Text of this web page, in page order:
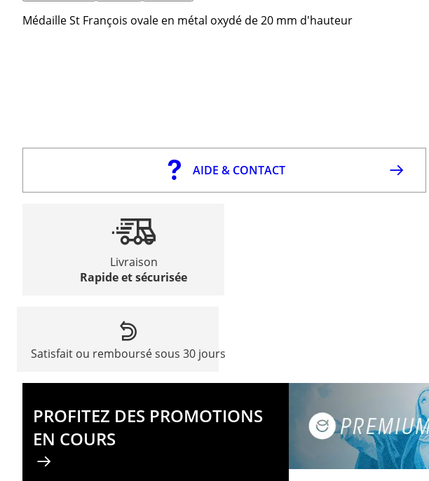
Médaille St François ovale en métal oxydé de 20 mm d'hauteur
AIDE & CONTACT
Livraison
Rapide et sécurisée
Satisfait ou remboursé sous 30 jours
PROFITEZ DES PROMOTIONS
EN COURS